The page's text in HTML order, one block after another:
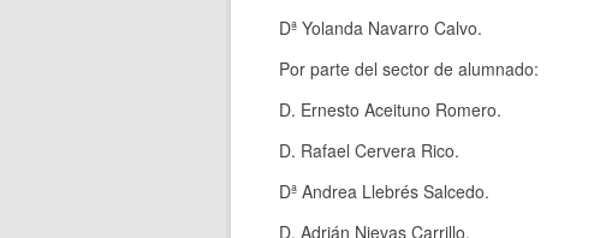
Dª Yolanda Navarro Calvo.
Por parte del sector de alumnado:
D. Ernesto Aceituno Romero.
D. Rafael Cervera Rico.
Dª Andrea Llebrés Salcedo.
D. Adrián Nievas Carrillo.